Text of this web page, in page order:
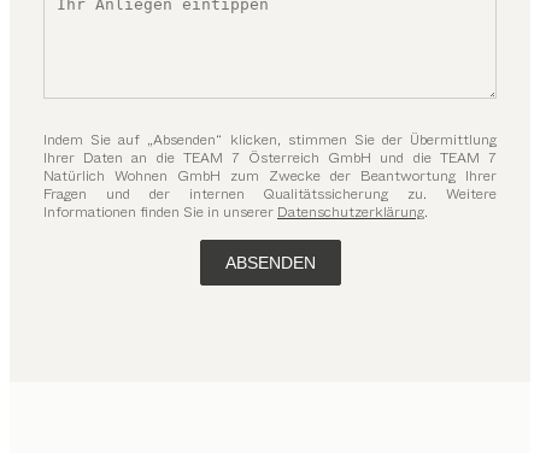
Indem Sie auf „Absenden“ klicken, stimmen Sie der Übermittlung
Ihrer Daten an die TEAM 7 Österreich GmbH und die TEAM 7
Natürlich Wohnen GmbH zum Zwecke der Beantwortung Ihrer
Fragen und der internen Qualitätssicherung zu. Weitere
Informationen finden Sie in unserer Datenschutzerklärung.
ABSENDEN